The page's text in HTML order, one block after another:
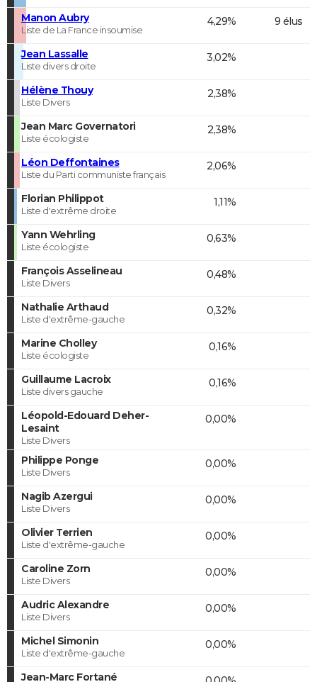
Manon Aubry
Liste de La France insoumise
4,29% 9 élus
Jean Lassalle
Liste divers droite
3,02%
Hélène Thouy
Liste Divers
2,38%
Jean Marc Governatori
Liste écologiste
2,38%
Léon Deffontaines
Liste du Parti communiste français
2,06%
Florian Philippot
Liste d'extrême droite
1,11%
Yann Wehrling
Liste écologiste
0,63%
François Asselineau
Liste Divers
0,48%
Nathalie Arthaud
Liste d'extrême-gauche
0,32%
Marine Cholley
Liste écologiste
0,16%
Guillaume Lacroix
Liste divers gauche
0,16%
Léopold-Edouard Deher-
Lesaint
Liste Divers
0,00%
Philippe Ponge
Liste Divers
0,00%
Nagib Azergui
Liste Divers
0,00%
Olivier Terrien
Liste d'extrême-gauche
0,00%
Caroline Zorn
Liste Divers
0,00%
Audric Alexandre
Liste Divers
0,00%
Michel Simonin
Liste d'extrême-gauche
0,00%
Jean-Marc Fortané